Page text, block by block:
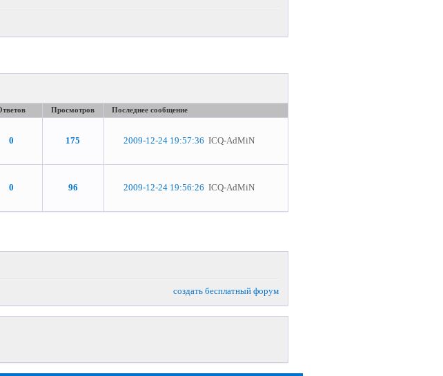
Просмотров Последнее сообщение
0
175 2009-12-24 19:57:36 ICQ-AdMiN
0
96 2009-12-24 19:56:26 ICQ-AdMiN
создать бесплатный форум